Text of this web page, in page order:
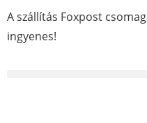
A szállítás Foxpost
ingyenes!